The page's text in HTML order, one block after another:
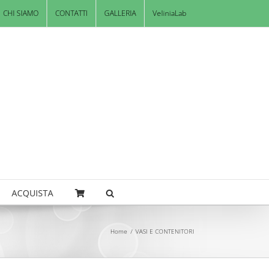
CHI SIAMO CONTATTI GALLERIA VeliniaLab
ACQUISTA
Home / VASI E CONTENITORI